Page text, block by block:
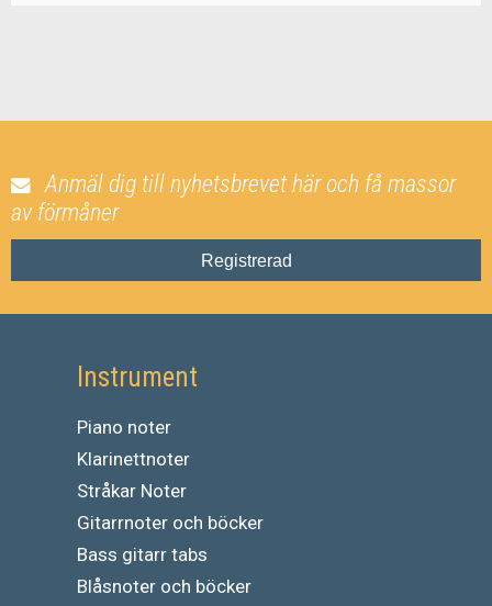
Anmäl dig till nyhetsbrevet här och få massor
av förmåner
Registrerad
Instrument
Piano noter
Klarinettnoter
Stråkar Noter
Gitarrnoter och böcker
Bass gitarr tabs
Blåsnoter och böcker